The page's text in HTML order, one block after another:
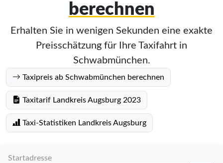
berechnen
Erhalten Sie in wenigen Sekunden eine exakte
Preisschätzung für Ihre Taxifahrt in
Schwabmünchen.
Taxipreis ab Schwabmünchen berechnen
Taxitarif Landkreis Augsburg 2023
Taxi-Statistiken Landkreis Augsburg
Startadresse